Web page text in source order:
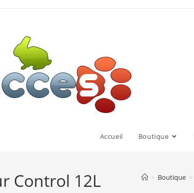
Accueil Boutique
Control 12L > Boutique >